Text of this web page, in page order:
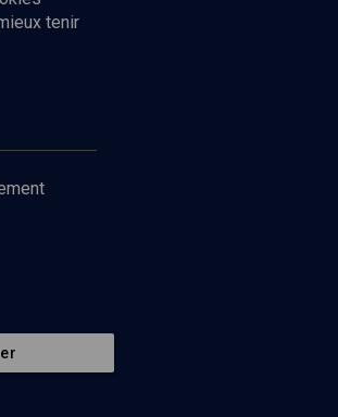
tenir